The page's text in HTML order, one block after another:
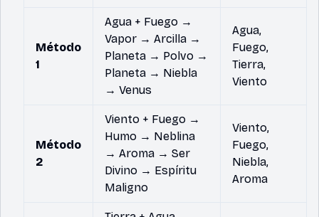
Método
1
Agua + Fuego →
Vapor → Arcilla →
Planeta → Polvo →
Planeta → Niebla
→ Venus
Agua,
Fuego,
Tierra,
Viento
Método
2
Viento + Fuego →
Humo → Neblina
→ Aroma → Ser
Divino → Espíritu
Maligno
Viento,
Fuego,
Niebla,
Aroma